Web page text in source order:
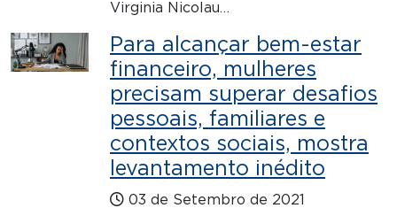
Virginia Nicolau…
Para alcançar bem-estar
financeiro, mulheres
precisam superar desafios
pessoais, familiares e
contextos sociais, mostra
levantamento inédito
03 de Setembro de 2021